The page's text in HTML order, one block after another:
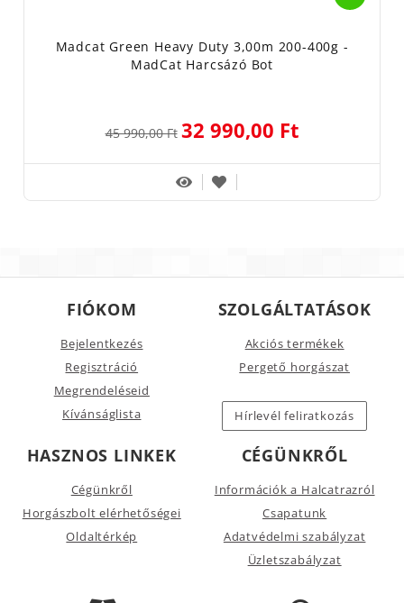
Madcat Green Heavy Duty 3,00m 200-400g -
MadCat Harcsázó Bot
45 990,00 Ft 32 990,00 Ft
FIÓKOM
Bejelentkezés
Regisztráció
Megrendeléseid
Kívánságlista
SZOLGÁLTATÁSOK
Akciós termékek
Pergető horgászat
Hírlevél feliratkozás
HASZNOS LINKEK
Cégünkről
Horgászbolt elérhetőségei
Oldaltérkép
CÉGÜNKRŐL
Információk a Halcatrazról
Csapatunk
Adatvédelmi szabályzat
Üzletszabályzat